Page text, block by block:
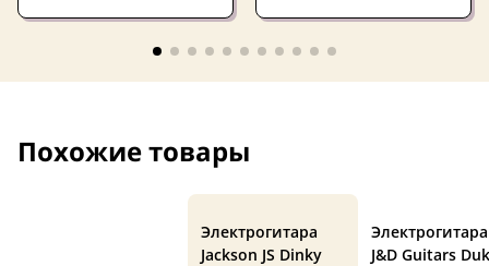
Похожие товары
Электрогитара
Jackson JS Dinky
Электрогитара
J&D Guitars